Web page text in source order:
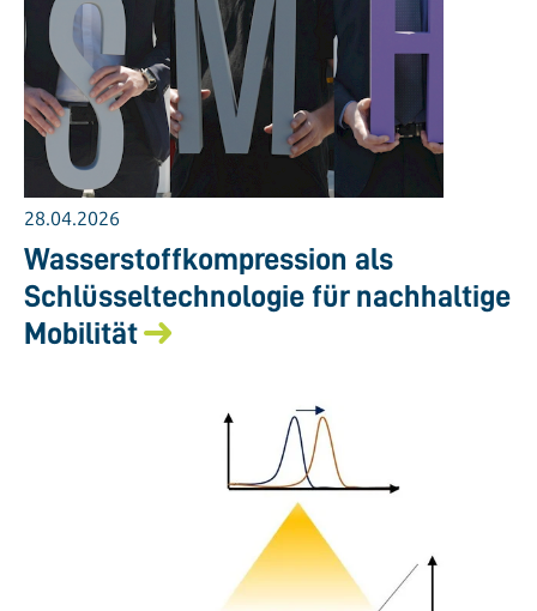
28.04.2026
Wasserstoffkompression als
Schlüsseltechnologie für nachhaltige
Mobilität